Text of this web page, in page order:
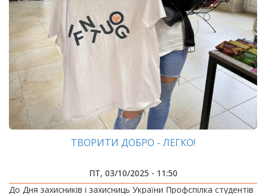
ТВОРИТИ ДОБРО - ЛЕГКО!
ПТ, 03/10/2025 - 11:50
До Дня захисників і захисниць України Профспілка студентів